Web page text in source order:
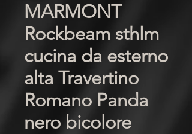
MARMONT
Rockbeam sthlm
cucina da esterno
alta Travertino
Romano Panda
nero bicolore